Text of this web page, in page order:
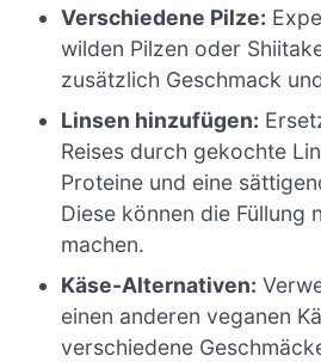
Verschiedene Pilze:
wilden Pilzen oder
zusätzlich Geschmack
Linsen hinzufügen:
Reises durch gekochte
Proteine und eine
Diese können die Füllung
machen.
Käse-Alternativen:
einen anderen veganen
verschiedene